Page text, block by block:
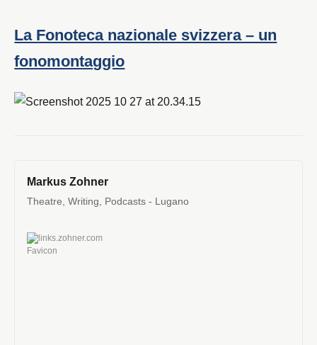
La Fonoteca nazionale svizzera – un
fonomontaggio
Markus Zohner
Theatre, Writing, Podcasts - Lugano
links.zohner.com